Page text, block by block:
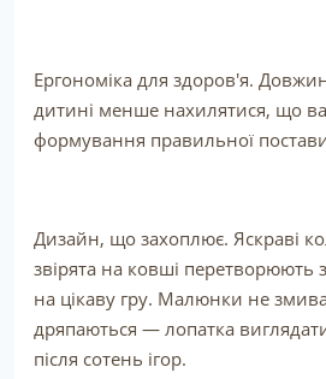
Ергономіка для здоров'я.
дитині менше нахилятися, що
формування правильної
Дизайн, що захоплює. Яскраві
звірята на ковші перетворюють
на цікаву гру. Малюнки не
дряпаються — лопатка
після сотень ігор.